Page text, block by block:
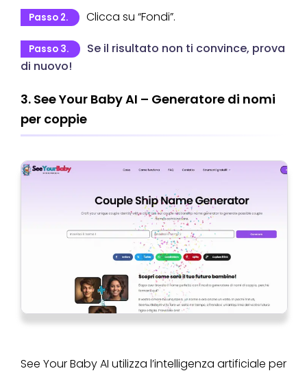
Passo 2. Clicca su “Fondi”.
Passo 3.
Se il risultato non ti convince, prova
di nuovo!
3. See Your Baby AI – Generatore di nomi
per coppie
See Your Baby AI utilizza l’intelligenza artificiale per